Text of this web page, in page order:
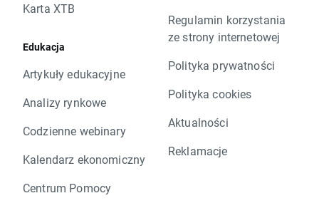
Karta XTB
Edukacja
Artykuły edukacyjne
Analizy rynkowe
Codzienne webinary
Kalendarz ekonomiczny
Centrum Pomocy
Regulamin korzystania
ze strony internetowej
Polityka prywatności
Polityka cookies
Aktualności
Reklamacje